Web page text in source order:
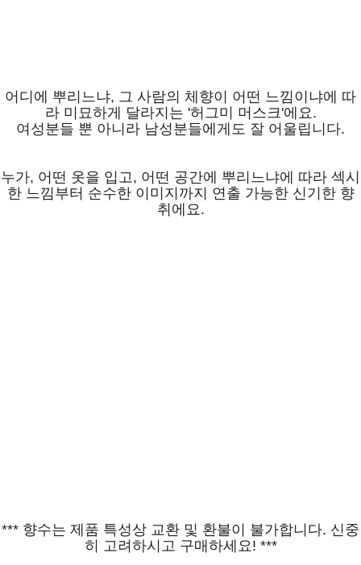
어디에 뿌리느냐, 그 사람의 체향이 어떤 느낌이냐에 따
라 미묘하게 달라지는 '허그미 머스크'에요.
여성분들 뿐 아니라 남성분들에게도 잘 어울립니다.
누가, 어떤 옷을 입고, 어떤 공간에 뿌리느냐에 따라 섹시
한 느낌부터 순수한 이미지까지 연출 가능한 신기한 향
취에요.
*** 향수는 제품 특성상 교환 및 환불이 불가합니다. 신중
히 고려하시고 구매하세요! ***